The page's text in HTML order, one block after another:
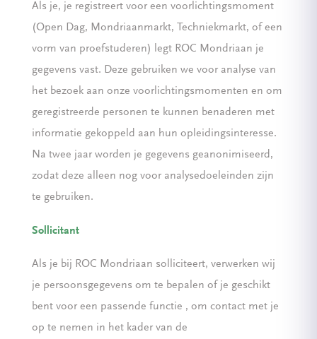
Als je, je registreert voor een voorlichtingsmoment
(Open Dag, Mondriaanmarkt, Techniekmarkt, of een
vorm van proefstuderen) legt ROC Mondriaan je
gegevens vast. Deze gebruiken we voor analyse van
het bezoek aan onze voorlichtingsmomenten en om
geregistreerde personen te kunnen benaderen met
informatie gekoppeld aan hun opleidingsinteresse.
Na twee jaar worden je gegevens geanonimiseerd,
zodat deze alleen nog voor analysedoeleinden zijn
te gebruiken.
Sollicitant
Als je bij ROC Mondriaan solliciteert, verwerken wij
je persoonsgegevens om te bepalen of je geschikt
bent voor een passende functie , om contact met je
op te nemen in het kader van de